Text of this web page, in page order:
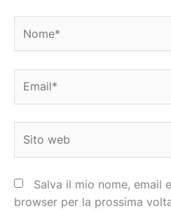
web
Salva il mio nome, email
browser per la prossima